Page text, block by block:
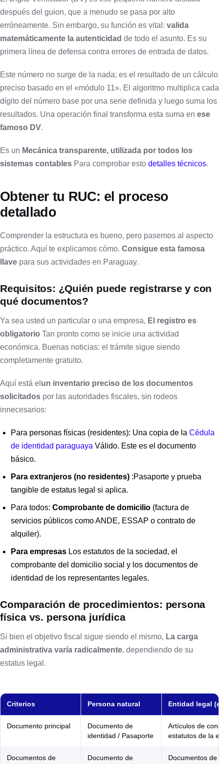
después del guion, que a menudo se pasa por alto
erróneamente. Sin embargo, su función es vital: valida
matemáticamente la autenticidad de todo el asunto. Es su
primera línea de defensa contra errores de entrada de datos.
Este número no surge de la nada; es el resultado de un cálculo
preciso basado en el «módulo 11». El algoritmo multiplica cada
dígito del número base por una serie definida y luego suma los
resultados. Una operación final transforma esta suma en ese
famoso DV.
Es un Mecánica transparente, utilizada por todos los
sistemas contables Para comprobar esto detalles técnicos.
Obtener tu RUC: el proceso
detallado
Comprender la estructura es bueno, pero pasemos al aspecto
práctico. Aquí te explicamos cómo. Consigue esta famosa
llave para sus actividades en Paraguay.
Requisitos: ¿Quién puede registrarse y con
qué documentos?
Ya sea usted un particular o una empresa, El registro es
obligatorio Tan pronto como se inicie una actividad
económica. Buenas noticias: el trámite sigue siendo
completamente gratuito.
Aquí está el un inventario preciso de los documentos
solicitados por las autoridades fiscales, sin rodeos
innecesarios:
Para personas físicas (residentes): Una copia de la Cédula
de identidad paraguaya Válido. Este es el documento
básico.
Para extranjeros (no residentes):Pasaporte y prueba
tangible de estatus legal si aplica.
Para todos: Comprobante de domicilio(factura de
servicios públicos como ANDE, ESSAP o contrato de
alquiler).
Para empresasLos estatutos de la sociedad, el
comprobante del domicilio social y los documentos de
identidad de los representantes legales.
Comparación de procedimientos: persona
física vs. persona jurídica
Si bien el objetivo fiscal sigue siendo el mismo, La carga
administrativa varía radicalmente. dependiendo de su
estatus legal.
Criterios Persona natural Entidad legal
Documento principal
Documento de
identidad / Pasaporte
Artículos de
estatutos de la
Documentos de
Documento de
Documentos